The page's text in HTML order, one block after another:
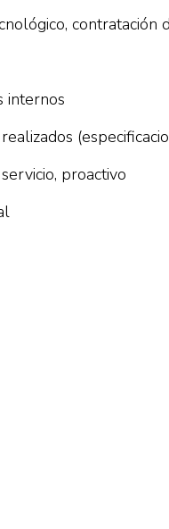
contratación
internos
proactivo